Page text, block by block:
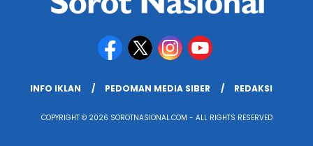
INFO IKLAN PEDOMAN MEDIA SIBER REDAKSI
COPYRIGHT © 2026 SOROTNASIONAL.COM - ALL RIGHTS RESERVED